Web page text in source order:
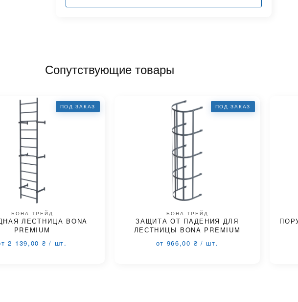
Сопутствующие товары
ПОД ЗАКАЗ
БОНА ТРЕЙД
ЛЕСТНИЦА BONA
PREMIUM
2 139,00 ₴ / шт.
ПОД ЗАКАЗ
БОНА ТРЕЙД
ЗАЩИТА ОТ ПАДЕНИЯ ДЛЯ
ЛЕСТНИЦЫ BONA PREMIUM
от 966,00 ₴ / шт.